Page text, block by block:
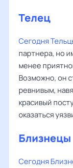
Телец
Сегодня
партнера, но
менее
Возможно, он
ревнивым,
красивый
оказаться
Близнецы
Сегодня